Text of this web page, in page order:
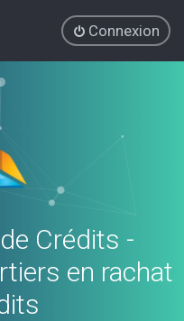
Connexion
Crédits -
en rachat